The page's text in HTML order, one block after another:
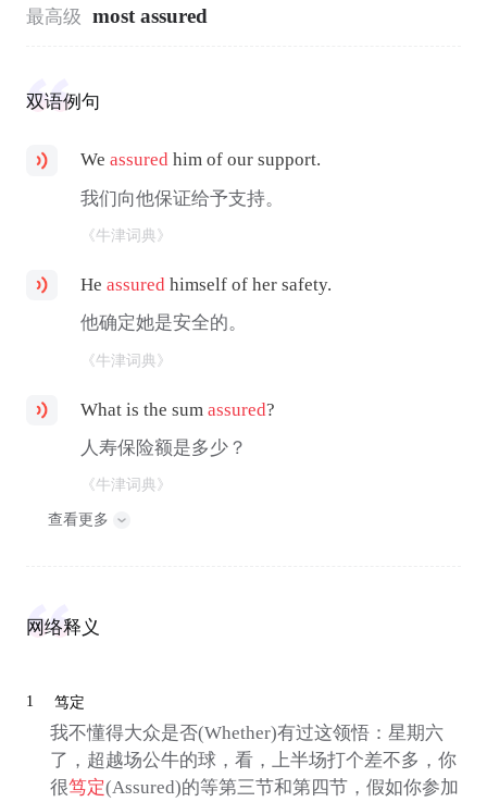
最高级 most assured
双语例句
Weassured him of our support.
我们向他保证给予支持。
《牛津词典》
Heassured himself of her safety.
他确定她是安全的。
《牛津词典》
What is the sumassured?
人寿保险额是多少？
《牛津词典》
查看更多
网络释义
1 笃定
我不懂得大众是否(Whether)有过这领悟：星期六
了，超越场公牛的球，看，上半场打个差不多，你
很笃定(Assured)的等第三节和第四节，假如你参加